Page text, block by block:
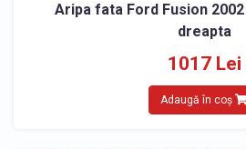
Aripa fata Ford Fusion
dreapta
1017 Lei
Adaugă în coș